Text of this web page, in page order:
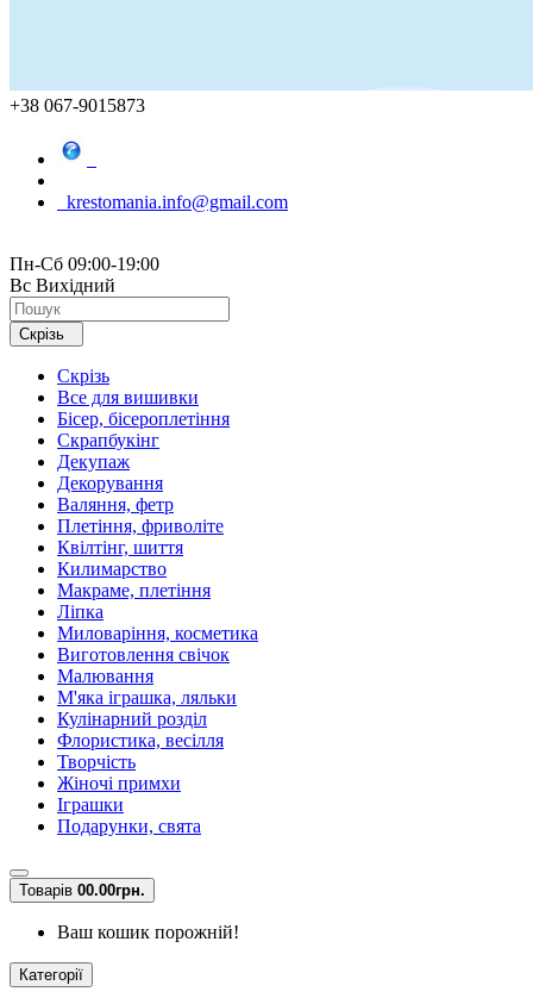
+38 067-9015873
krestomania.info@gmail.com
Пн-Сб 09:00-19:00
Вс Вихідний
Скрізь
Скрізь
Все для вишивки
Бісер, бісероплетіння
Скрапбукінг
Декупаж
Декорування
Валяння, фетр
Плетіння, фриволіте
Квілтінг, шиття
Килимарство
Макраме, плетіння
Ліпка
Миловаріння, косметика
Виготовлення свічок
Малювання
М'яка іграшка, ляльки
Кулінарний розділ
Флористика, весілля
Творчість
Жіночі примхи
Іграшки
Подарунки, свята
Товарів 00.00грн.
Ваш кошик порожній!
Категорії